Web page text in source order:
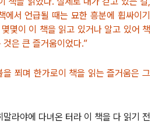
에서 언급될 때는 묘한 흥분에 휩싸이기
몇이 이 책을 읽고 있거나 알고 있어 책
은 큰 즐거움이었다.”
을 쬐며 한가로이 책을 읽는 즐거움은 그
라야에 다녀온 터라 이 책을 다 읽기 전